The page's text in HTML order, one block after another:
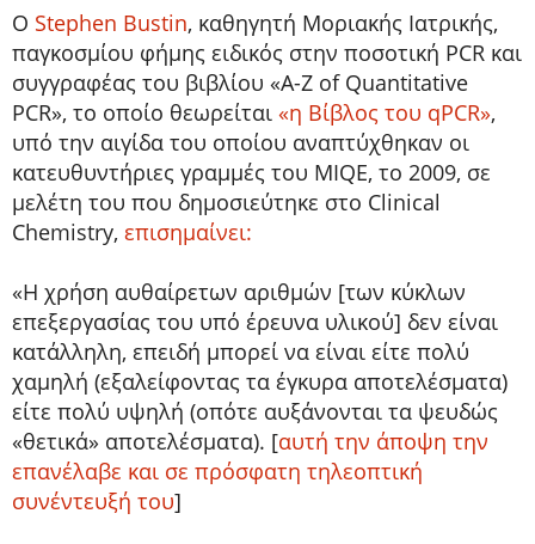
Ο Stephen Bustin, καθηγητή Μοριακής Ιατρικής,
παγκοσμίου φήμης ειδικός στην ποσοτική PCR και
συγγραφέας του βιβλίου «A-Z of Quantitative
PCR», το οποίο θεωρείται «η Βίβλος του qPCR»,
υπό την αιγίδα του οποίου αναπτύχθηκαν οι
κατευθυντήριες γραμμές του MIQE, το 2009, σε
μελέτη του που δημοσιεύτηκε στο Clinical
Chemistry, επισημαίνει:
«Η χρήση αυθαίρετων αριθμών [των κύκλων
επεξεργασίας του υπό έρευνα υλικού] δεν είναι
κατάλληλη, επειδή μπορεί να είναι είτε πολύ
χαμηλή (εξαλείφοντας τα έγκυρα αποτελέσματα)
είτε πολύ υψηλή (οπότε αυξάνονται τα ψευδώς
«θετικά» αποτελέσματα). [αυτή την άποψη την
επανέλαβε και σε πρόσφατη τηλεοπτική
συνέντευξή του]